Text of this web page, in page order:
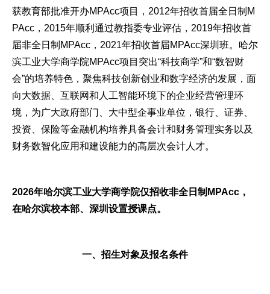
获教育部批准开办MPAcc项目，2012年招收首届全日制M
PAcc，2015年顺利通过教指委专业评估，2019年招收首
届非全日制MPAcc，2021年招收首届MPAcc深圳班。哈尔
滨工业大学商学院MPAcc项目突出“科技商学”和“数智财
会”的培养特色，聚焦科技创新创业和数字经济的发展，面
向大数据、互联网和人工智能环境下的企业经营管理环
境，为广大政府部门、大中型企事业单位，银行、证券、
投资、保险等金融机构培养具备会计和财务管理实务以及
财务数智化应用和建设能力的高层次会计人才。
2026年哈尔滨工业大学商学院仅招收非全日制MPAcc，
在哈尔滨校本部、深圳设置授课点。
一、招生对象及报名条件